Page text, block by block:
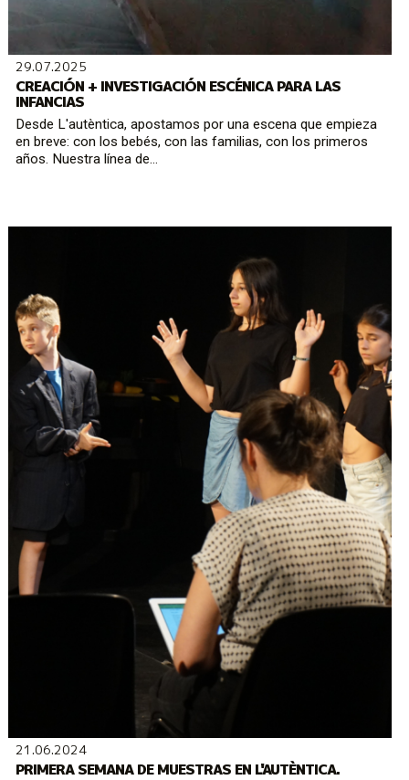
29.07.2025
CREACIÓN + INVESTIGACIÓN ESCÉNICA PARA LAS
INFANCIAS
Desde L'autèntica, apostamos por una escena que empieza
en breve: con los bebés, con las familias, con los primeros
años. Nuestra línea de...
21.06.2024
PRIMERA SEMANA DE MUESTRAS EN L'AUTÈNTICA.